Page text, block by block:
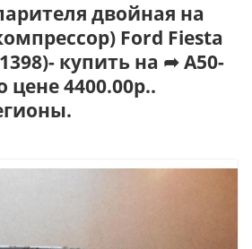
двойная на
Ford Fiesta
купить на ➦ А50-
цене 4400.00р..